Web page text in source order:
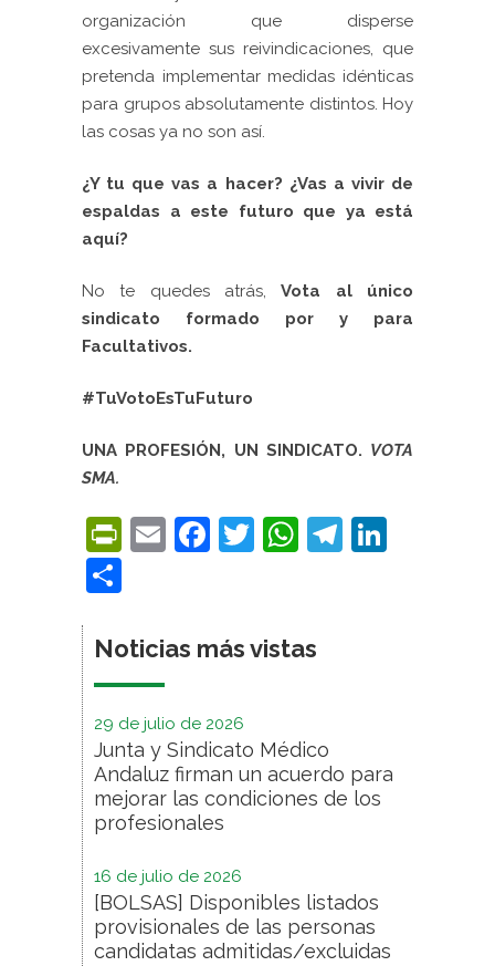
organización que disperse
excesivamente sus reivindicaciones, que
pretenda implementar medidas idénticas
para grupos absolutamente distintos. Hoy
las cosas ya no son así.
¿Y tu que vas a hacer? ¿Vas a vivir de
espaldas a este futuro que ya está
aquí?
No te quedes atrás,Vota al único
sindicato formado por y para
Facultativos.
#TuVotoEsTuFuturo
UNA PROFESIÓN, UN SINDICATO. VOTA
SMA.
PrintFriendly
EmailFacebook
Twitter
WhatsApp
Noticias más vistas
29 de julio de 2026
Junta y Sindicato Médico
Andaluz firman un acuerdo para
mejorar las condiciones de los
profesionales
16 de julio de 2026
[BOLSAS] Disponibles listados
provisionales de las personas
candidatas admitidas/excluidas